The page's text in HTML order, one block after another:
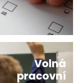
Volná
pracovní